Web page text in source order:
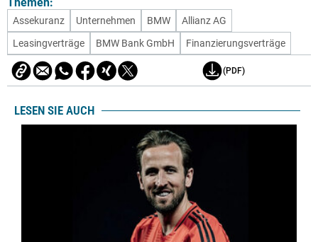
Assekuranz Unternehmen BMW
Allianz AG
Leasingverträge
BMW Bank GmbH Finanzierungsverträge
(PDF)
LESEN SIE AUCH